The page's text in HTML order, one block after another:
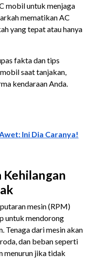
mobil untuk menjaga
mematikan AC
yang tepat atau hanya
fakta dan tips
saat tanjakan,
kendaraan Anda.
Ini Dia Caranya!
Kehilangan
mesin (RPM)
untuk mendorong
Tenaga dari mesin akan
dan beban seperti
menurun jika tidak